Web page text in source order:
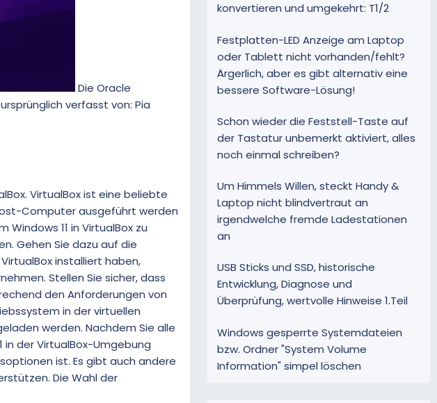
Die Oracle
verfasst von: Pia
VirtualBox ist eine beliebte
Computer ausgeführt werden
11 in VirtualBox zu
Gehen Sie dazu auf die
installiert haben,
Stellen Sie sicher, dass
den Anforderungen von
in der virtuellen
werden. Nachdem Sie alle
der VirtualBox-Umgebung
ist. Es gibt auch andere
Die Wahl der
konvertieren und umgekehrt: T1/2
Festplatten-LED Anzeige am Laptop
oder Tablett nicht vorhanden/fehlt?
Ärgerlich, aber es gibt alternativ eine
bessere Software-Lösung!
Schon wieder die Feststell-Taste auf
der Tastatur unbemerkt aktiviert, alles
noch einmal schreiben?
Um Himmels Willen, steckt Handy &
Laptop nicht blindvertraut an
irgendwelche fremde Ladestationen
an
USB Sticks und SSD, historische
Entwicklung, Diagnose und
Überprüfung, wertvolle Hinweise 1.Teil
Windows gesperrte Systemdateien
bzw. Ordner "System Volume
Information" simpel löschen